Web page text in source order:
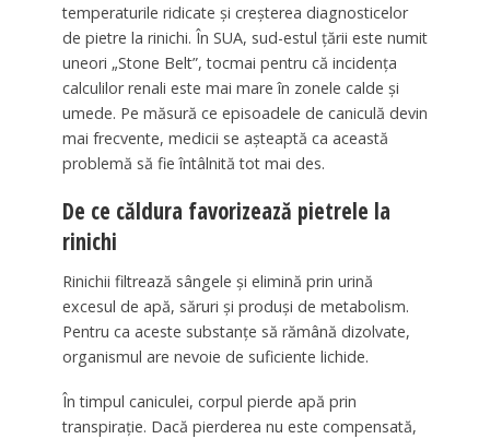
temperaturile ridicate și creșterea diagnosticelor
de pietre la rinichi. În SUA, sud-estul țării este numit
uneori „Stone Belt”, tocmai pentru că incidența
calculilor renali este mai mare în zonele calde și
umede. Pe măsură ce episoadele de caniculă devin
mai frecvente, medicii se așteaptă ca această
problemă să fie întâlnită tot mai des.
De ce căldura favorizează pietrele la
rinichi
Rinichii filtrează sângele și elimină prin urină
excesul de apă, săruri și produși de metabolism.
Pentru ca aceste substanțe să rămână dizolvate,
organismul are nevoie de suficiente lichide.
În timpul caniculei, corpul pierde apă prin
transpirație. Dacă pierderea nu este compensată,